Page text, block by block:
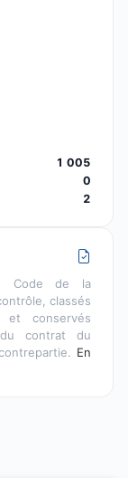
1 005
0
2
Code de la
classés
et conservés
contrat du
En